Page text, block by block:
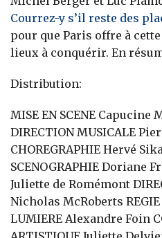
Courrez-y s’il reste des
pour que Paris offre à
lieux à conquérir. En
Distribution:
MISE EN SCENE Capucine
DIRECTION MUSICALE
CHOREGRAPHIE Hervé Sika
SCENOGRAPHIE Doriane
Juliette de Romémont
Nicholas McRoberts REGIE
LUMIERE Alexandre Foin